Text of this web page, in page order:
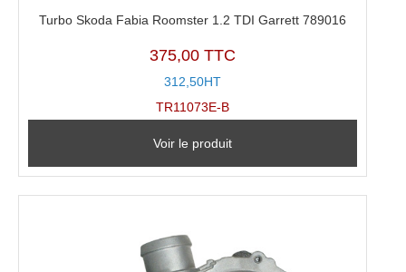
Turbo Skoda Fabia Roomster 1.2 TDI Garrett 789016
375,00 TTC
312,50HT
TR11073E-B
Voir le produit